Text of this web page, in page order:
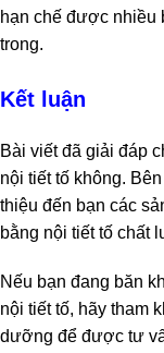
hạn chế được nhiều
trong.
Kết luận
Bài viết đã giải đáp
nội tiết tố không.
thiệu đến bạn các
bằng nội tiết tố chất
Nếu bạn đang băn
nội tiết tố, hãy tham
dưỡng để được tư